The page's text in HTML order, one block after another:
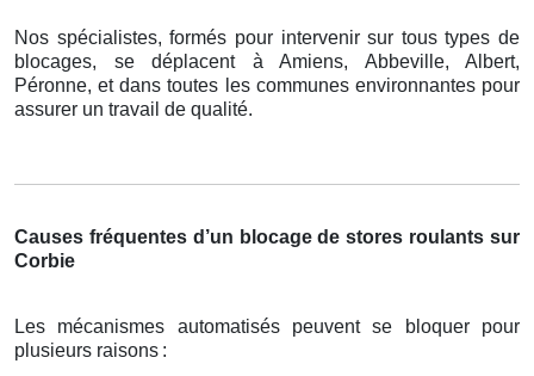
Nos spécialistes, formés pour intervenir sur tous types de
blocages, se déplacent à Amiens, Abbeville, Albert,
Péronne, et dans toutes les communes environnantes pour
assurer un travail de qualité.
Causes fréquentes d’un blocage de stores roulants sur
Corbie
Les mécanismes automatisés peuvent se bloquer pour
plusieurs raisons :